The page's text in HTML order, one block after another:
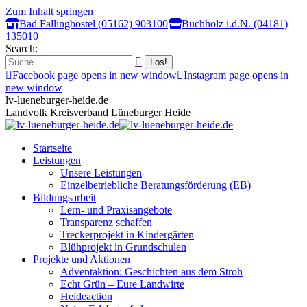
Zum Inhalt springen
Bad Fallingbostel (05162) 903100
Buchholz i.d.N. (04181)
135010
Search:
Facebook page opens in new window Instagram page opens in
new window
lv-lueneburger-heide.de
Landvolk Kreisverband Lüneburger Heide
Startseite
Leistungen
Unsere Leistungen
Einzelbetriebliche Beratungsförderung (EB)
Bildungsarbeit
Lern- und Praxisangebote
Transparenz schaffen
Treckerprojekt in Kindergärten
Blühprojekt in Grundschulen
Projekte und Aktionen
Adventaktion: Geschichten aus dem Stroh
Echt Grün – Eure Landwirte
Heideaction